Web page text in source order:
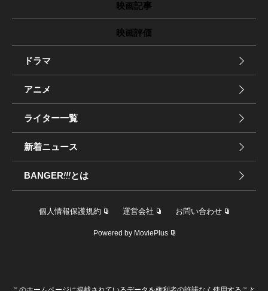
映画記事
映画評価
ドラマ
アニメ
ライター一覧
新着ニュース
BANGER!!!とは
個人情報保護規約 運営会社 お問い合わせ
Powered by MoviePlus